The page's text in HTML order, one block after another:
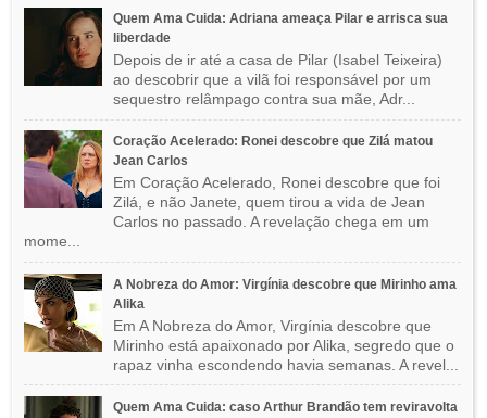
Quem Ama Cuida: Adriana ameaça Pilar e arrisca sua
liberdade
Depois de ir até a casa de Pilar (Isabel Teixeira)
ao descobrir que a vilã foi responsável por um
sequestro relâmpago contra sua mãe, Adr...
Coração Acelerado: Ronei descobre que Zilá matou
Jean Carlos
Em Coração Acelerado, Ronei descobre que foi
Zilá, e não Janete, quem tirou a vida de Jean
Carlos no passado. A revelação chega em um
mome...
A Nobreza do Amor: Virgínia descobre que Mirinho ama
Alika
Em A Nobreza do Amor, Virgínia descobre que
Mirinho está apaixonado por Alika, segredo que o
rapaz vinha escondendo havia semanas. A revel...
Quem Ama Cuida: caso Arthur Brandão tem reviravolta